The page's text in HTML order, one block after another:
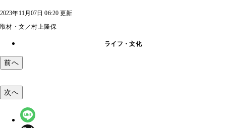
2023年11月07日 06:20 更新
取材・文／村上隆保
ライフ・文化
前へ
次へ